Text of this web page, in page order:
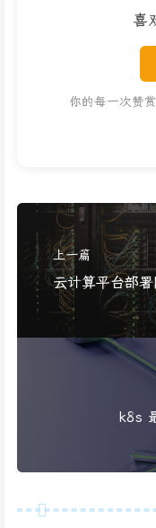
喜
你的每一次赞
上一篇
云计算平台部
k8s